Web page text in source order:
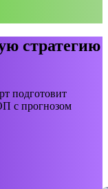
стратегию
подготовит
с прогнозом